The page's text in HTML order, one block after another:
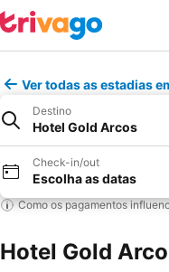
Ver todas as estadias
Destino
Hotel Gold Arcos
Check-in/out
Escolha as datas
Como os pagamentos
Hotel Gold